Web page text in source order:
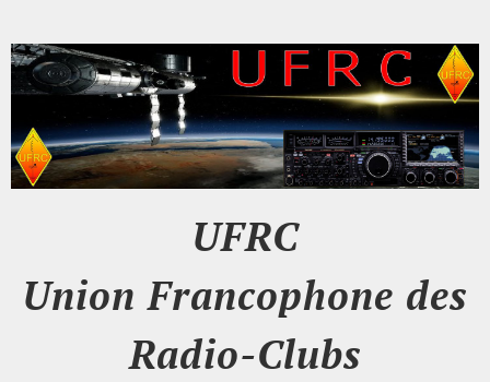
UFRC
Union Francophone des
Radio-Clubs